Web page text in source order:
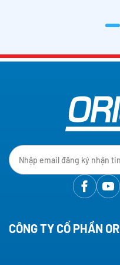
CÔNG TY CỔ PHẦN